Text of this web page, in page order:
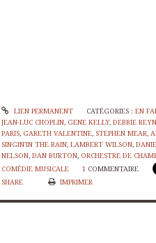
LIEN PERMANENT CATÉGORIES : EN
JEAN-LUC CHOPLIN, GENE KELLY, DEBBIE
PARIS, GARETH VALENTINE, STEPHEN MEAR,
SINGIN'IN THE RAIN, LAMBERT WILSON,
NELSON, DAN BURTON, ORCHESTRE DE
COMÉDIE MUSICALE
1 COMMENTAIRE
SHARE
IMPRIMER